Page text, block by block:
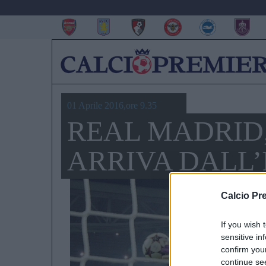
Calcio
If you wish
sensitive
confirm
continue
01 Aprile 2016,ore 9.35
REAL
ARRIVA